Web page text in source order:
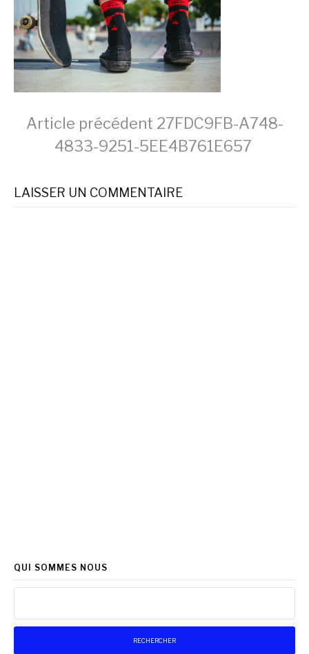
Lire
la
suite
Article précédent 27FDC9FB-A748-
4833-9251-5EE4B761E657
LAISSER UN COMMENTAIRE
QUI SOMMES NOUS